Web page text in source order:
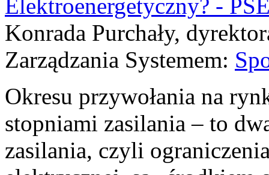
Elektroenergetyczny? -
Konrada Purchały,
Zarządzania Systemem:
Okresu przywołania na
stopniami zasilania – to
zasilania, czyli